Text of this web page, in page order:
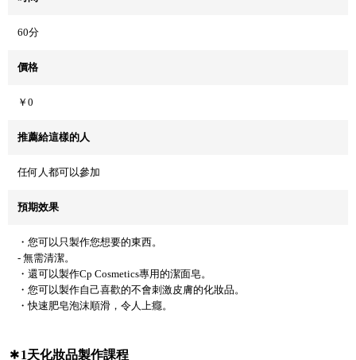
60分
價格
￥0
推薦給這樣的人
任何人都可以參加
預期效果
・您可以只製作您想要的東西。
- 無需清潔。
・還可以製作Cp Cosmetics專用的潔面皂。
・您可以製作自己喜歡的不會刺激皮膚的化妝品。
・快速肥皂泡沫順滑，令人上癮。
1天化妝品製作課程